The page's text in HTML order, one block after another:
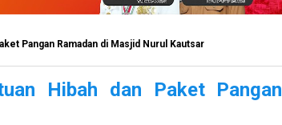
Pangan Ramadan di Masjid Nurul Kautsar
Hibah dan Paket Pangan